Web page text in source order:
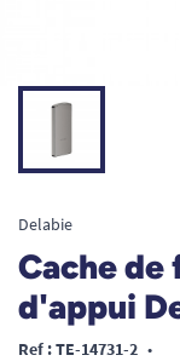
Delabie
Cache
d'appui
Ref : TE-14731-2 •